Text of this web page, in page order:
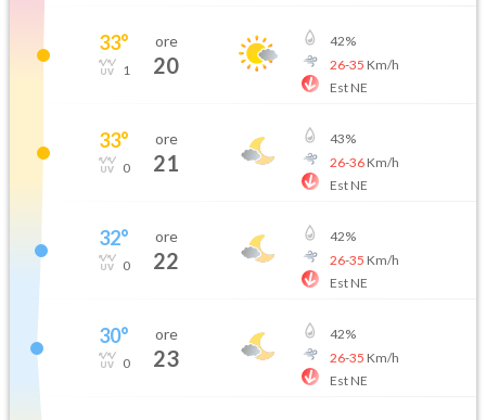
33°
1
ore
20
42%
26-35 Km/h
Est NE
33°
0
ore
21
43%
26-36Km/h
Est NE
32°
0
ore
22
42%
26-35 Km/h
Est NE
30°
0
ore
23
42%
26-35 Km/h
Est NE